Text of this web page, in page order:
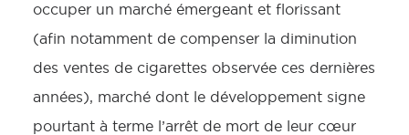
occuper un marché émergeant et florissant
(afin notamment de compenser la diminution
des ventes de cigarettes observée ces dernières
années), marché dont le développement signe
pourtant à terme l’arrêt de mort de leur cœur